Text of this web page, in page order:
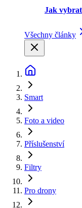
Jak
Všechny články
Smart
Foto a video
Příslušenství
Filtry
Pro drony